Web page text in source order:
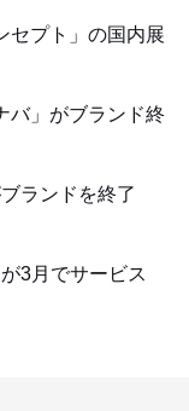
セプト」の国内展
バ」がブランド終
ブランドを終了
3月でサービス